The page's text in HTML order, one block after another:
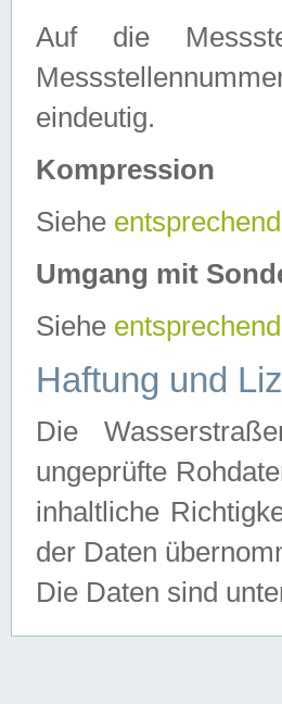
Auf die
eindeutig.
Kompression
Siehe
Umgang mit
Siehe
Haftung und
Die
ungeprüfte
inhaltliche
der Daten
Die Daten sind